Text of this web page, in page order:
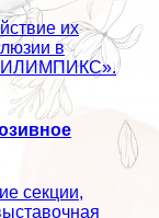
их
в
секции,